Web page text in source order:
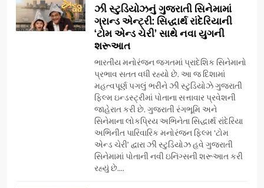
ઝી સ્ટુડિયોઝનું ગુજરાતી સિનેમામાં
ગ્રાન્ડ એન્ટ્રી: સિદ્ધાર્થ રાંદેરિયાની
‘ટોમ એન્ડ ચેરી’ સાથે નવા યુગની
શરૂઆત
ભારતીય મનોરંજન જગતમાં પ્રાદેશિક સિનેમાનો
પ્રભાવ સતત વધી રહ્યો છે. આ જ દિશામાં
મહત્વપૂર્ણ પગલું ભરીને ઝી સ્ટુડિયોઝે ગુજરાતી
ફિલ્મ ઇન્ડસ્ટ્રીમાં પોતાના સત્તાવાર પ્રવેશની
જાહેરાત કરી છે. ગુજરાતી રંગભૂમિ અને
સિનેમાના લોકપ્રિય અભિનેતા સિદ્ધાર્થ રાંદેરિયા
અભિનીત પારિવારિક મનોરંજન ફિલ્મ ‘ટોમ
એન્ડ ચેરી’ દ્વારા ઝી સ્ટુડિયોઝ હવે ગુજરાતી
સિનેમામાં પોતાની નવી ઇનિંગ્સની શરૂઆત કરી
રહ્યું છે....
5
ડો. મિતાલી નાગ (આર્ક ઇવેન્ટ્સ)
દ્વારા કિશોર કુમારની જન્મજયંતિ
નિમિત્તે સંગીતમય શ્રદ્ધાંજલિ
AHMEDABAD
177 દેશો અને 52 લાખ દર્શકો:
ગુજરાતી OTT પ્લેટફોર્મ ‘જોજો’
(JOJO) નો વિશ્વભરમાં દબદબો
BUSINESS
અમદાવાદમાં યોજાયેલા ‘ઓકલ્ટ